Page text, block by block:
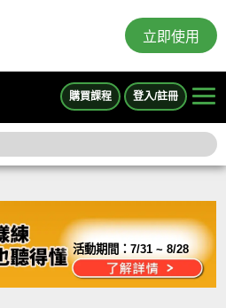
立即使用
購買課程 登入/註冊
活動期間：7/31 ~ 8/28